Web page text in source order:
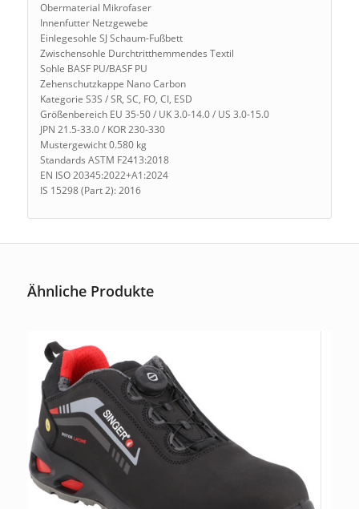
Obermaterial Mikrofaser
Innenfutter Netzgewebe
Einlegesohle SJ Schaum-Fußbett
Zwischensohle Durchtritthemmendes Textil
Sohle BASF PU/BASF PU
Zehenschutzkappe Nano Carbon
Kategorie S3S / SR, SC, FO, CI, ESD
Größenbereich EU 35-50 / UK 3.0-14.0 / US 3.0-15.0
JPN 21.5-33.0 / KOR 230-330
Mustergewicht 0.580 kg
Standards ASTM F2413:2018
EN ISO 20345:2022+A1:2024
IS 15298 (Part 2): 2016
Ähnliche Produkte